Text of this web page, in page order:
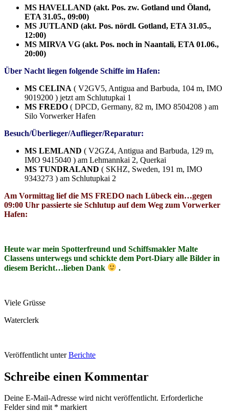
MS HAVELLAND (akt. Pos. zw. Gotland und Öland,
ETA 31.05., 09:00)
MS JUTLAND (akt. Pos. nördl. Gotland, ETA 31.05.,
12:00)
MS MIRVA VG (akt. Pos. noch in Naantali, ETA 01.06.,
20:00)
Über Nacht liegen folgende Schiffe im Hafen:
MS CELINA ( V2GV5, Antigua and Barbuda, 104 m, IMO
9019200 ) jetzt am Schlutupkai 1
MS FREDO ( DPCD, Germany, 82 m, IMO 8504208 ) am
Silo Vorwerker Hafen
Besuch/Überlieger/Auflieger/Reparatur:
MS LEMLAND ( V2GZ4, Antigua and Barbuda, 129 m,
IMO 9415040 ) am Lehmannkai 2, Querkai
MS TUNDRALAND ( SKHZ, Sweden, 191 m, IMO
9343273 ) am Schlutupkai 2
Am Vormittag lief die MS FREDO nach Lübeck ein…gegen
09:00 Uhr passierte sie Schlutup auf dem Weg zum Vorwerker
Hafen:
Heute war mein Spotterfreund und Schiffsmakler Malte
Classens unterwegs und schickte dem Port-Diary alle Bilder in
diesem Bericht…lieben Dank
.
Viele Grüsse
Waterclerk
Veröffentlicht unter Berichte
Schreibe einen Kommentar
Deine E-Mail-Adresse wird nicht veröffentlicht. Erforderliche
Felder sind mit * markiert